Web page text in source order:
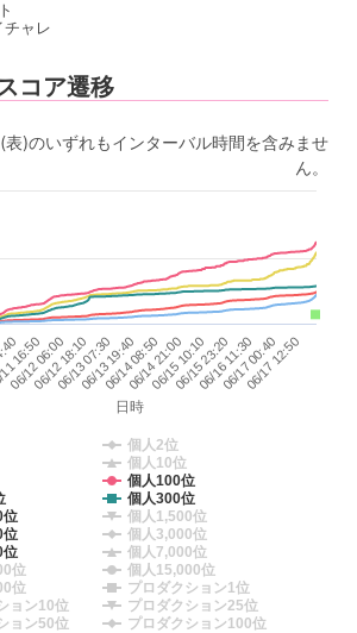
チャレ
コア遷移
)のいずれもインターバル時間を含みませ
ん。
日時
16:50
06/12 06:00
06/12 18:10
06/13 07:30
06/13 19:40
06/14 08:50
06/14 21:00
06/15 10:10
06/15 23:20
06/16 11:30
06/17 00:40
06/17 12:50
個人2位
個人10位
個人100位
個人300位
位
個人1,500位
位
個人3,000位
位
個人7,000位
位
個人15,000位
位
プロダクション1位
ョン10位
プロダクション25位
ョン50位
プロダクション100位